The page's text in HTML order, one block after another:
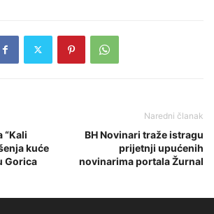
“Kali
kuće
Gorica
Naredni članak
BH Novinari traže istragu
prijetnji upućenih
novinarima portala Žurnal